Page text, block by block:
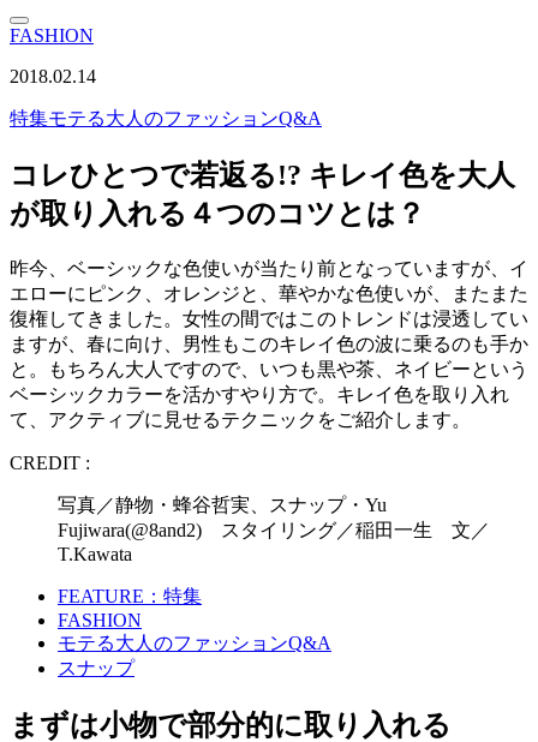
FASHION
2018.02.14
特集モテる大人のファッションQ&A
コレひとつで若返る!? キレイ色を大人
が取り入れる４つのコツとは？
昨今、ベーシックな色使いが当たり前となっていますが、イ
エローにピンク、オレンジと、華やかな色使いが、またまた
復権してきました。女性の間ではこのトレンドは浸透してい
ますが、春に向け、男性もこのキレイ色の波に乗るのも手か
と。もちろん大人ですので、いつも黒や茶、ネイビーという
ベーシックカラーを活かすやり方で。キレイ色を取り入れ
て、アクティブに見せるテクニックをご紹介します。
CREDIT :
写真／静物・蜂谷哲実、スナップ・Yu
Fujiwara(@8and2) スタイリング／稲田一生 文／
T.Kawata
FEATURE：特集
FASHION
モテる大人のファッションQ&A
スナップ
まずは小物で部分的に取り入れる